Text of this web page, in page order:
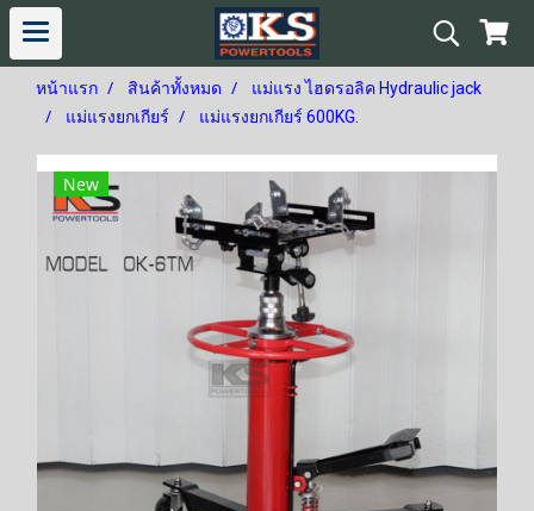
หน้าแรก สินค้าทั้งหมด
แม่แรง ไฮดรอลิค Hydraulic jack
แม่แรงยกเกียร์
แม่แรงยกเกียร์ 600KG.
New